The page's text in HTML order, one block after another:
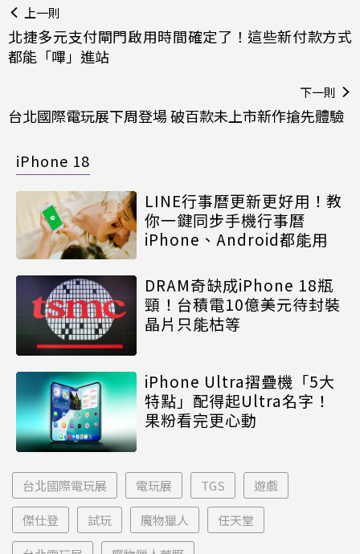
上一則
北捷多元支付閘門啟用時間確定了！這些新付款方式
都能「嗶」進站
下一則
台北國際電玩展下周登場 破百款未上市新作搶先體驗
iPhone 18
LINE行事曆更新更好用！教
你一鍵同步手機行事曆
iPhone、Android都能用
DRAM奇缺成iPhone 18瓶
頸！台積電10億美元待封裝
晶片只能枯等
iPhone Ultra摺疊機「5大
特點」配得起Ultra名字！
果粉看完更心動
台北國際電玩展 電玩展 TGS 遊戲
傑仕登 試玩 魔物獵人 任天堂